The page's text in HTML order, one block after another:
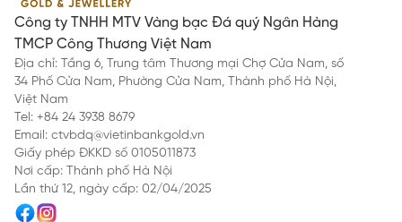
Công ty TNHH MTV Vàng bạc Đá quý Ngân Hàng
TMCP Công Thương Việt Nam
Địa chỉ: Tầng 6, Trung tâm Thương mại Chợ Cửa Nam, số
34 Phố Cửa Nam, Phường Cửa Nam, Thành phố Hà Nội,
Việt Nam
Tel: +84 24 3938 8679
Email: ctvbdq@vietinbankgold.vn
Giấy phép ĐKKD số 0105011873
Nơi cấp: Thành phố Hà Nội
Lần thứ 12, ngày cấp: 02/04/2025